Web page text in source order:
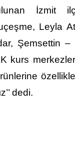
İzmit
Leyla
Şemsettin
kurs
özellikle
dedi.